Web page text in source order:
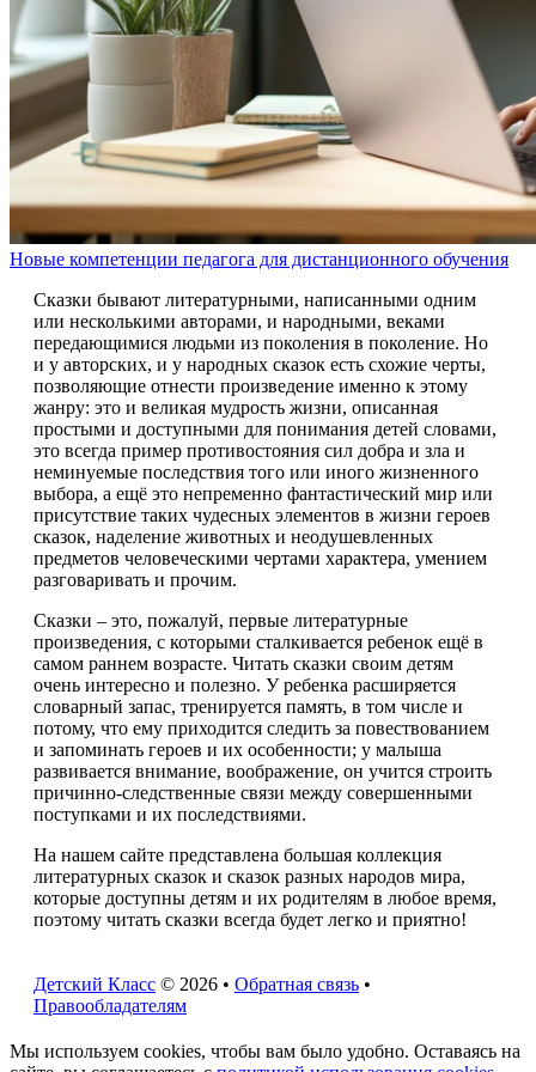
Новые компетенции педагога для дистанционного обучения
Сказки бывают литературными, написанными одним
или несколькими авторами, и народными, веками
передающимися людьми из поколения в поколение. Но
и у авторских, и у народных сказок есть схожие черты,
позволяющие отнести произведение именно к этому
жанру: это и великая мудрость жизни, описанная
простыми и доступными для понимания детей словами,
это всегда пример противостояния сил добра и зла и
неминуемые последствия того или иного жизненного
выбора, а ещё это непременно фантастический мир или
присутствие таких чудесных элементов в жизни героев
сказок, наделение животных и неодушевленных
предметов человеческими чертами характера, умением
разговаривать и прочим.
Сказки – это, пожалуй, первые литературные
произведения, с которыми сталкивается ребенок ещё в
самом раннем возрасте. Читать сказки своим детям
очень интересно и полезно. У ребенка расширяется
словарный запас, тренируется память, в том числе и
потому, что ему приходится следить за повествованием
и запоминать героев и их особенности; у малыша
развивается внимание, воображение, он учится строить
причинно-следственные связи между совершенными
поступками и их последствиями.
На нашем сайте представлена большая коллекция
литературных сказок и сказок разных народов мира,
которые доступны детям и их родителям в любое время,
поэтому читать сказки всегда будет легко и приятно!
Детский Класс © 2026 • Обратная связь •
Правообладателям
Мы используем cookies, чтобы вам было удобно. Оставаясь на